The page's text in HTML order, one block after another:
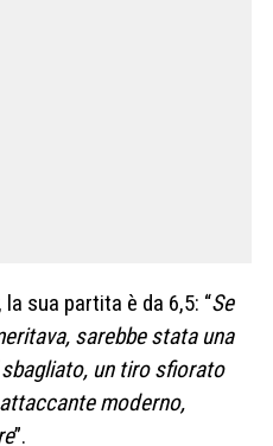
la sua partita è da 6,5: “Se
sarebbe stata una
un tiro sfiorato
moderno,
”.